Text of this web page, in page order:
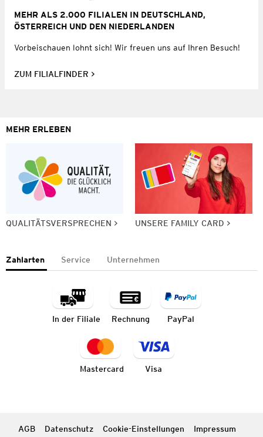
MEHR ALS 2.000 FILIALEN IN DEUTSCHLAND,
ÖSTERREICH UND DEN NIEDERLANDEN
Vorbeischauen lohnt sich! Wir freuen uns auf Ihren Besuch!
ZUM FILIALFINDER
MEHR ERLEBEN
QUALITÄTSVERSPRECHEN UNSERE FAMILY CARD
Zahlarten Service Unternehmen
In der Filiale Rechnung PayPal
Mastercard Visa
AGB Datenschutz Cookie-Einstellungen Impressum